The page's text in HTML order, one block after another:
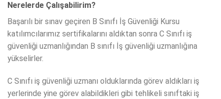
Nerelerde Çalışabilirim?
Başarılı bir sınav geçiren B Sınıfı İş Güvenliği Kursu
katılımcılarımız sertifikalarını aldıktan sonra C Sınıfı iş
güvenliği uzmanlığından B sınıfı İş güvenliği uzmanlığına
yükselirler.
C Sınıfı iş güvenliği uzmanı olduklarında görev aldıkları iş
yerlerinde yine görev alabildikleri gibi tehlikeli sınıftaki iş